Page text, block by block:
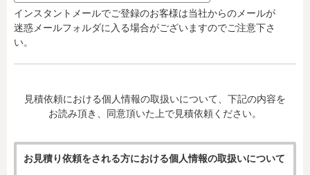
インスタントメールでご登録のお客様は当社からのメールが
迷惑メールフォルダに入る場合がございますのでご注意下さ
い。
見積依頼における個人情報の取扱いについて、下記の内容を
お読み頂き、同意頂いた上で見積依頼ください。
お見積り依頼をされる方における個人情報の取扱いについて